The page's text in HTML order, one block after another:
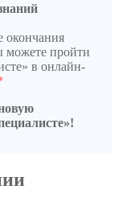
окончания
пройти
в онлайн-